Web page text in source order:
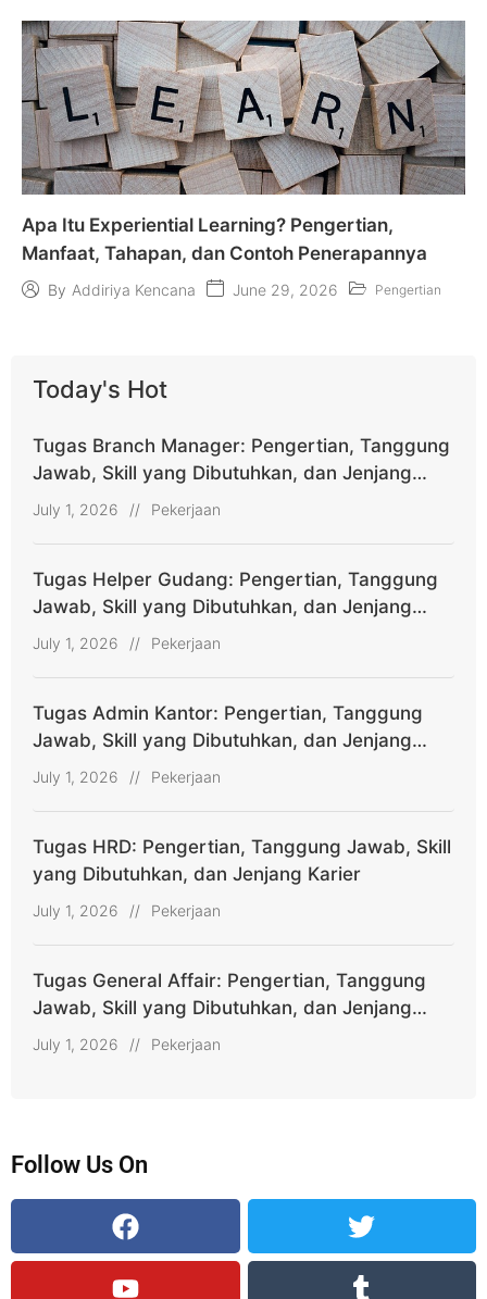
Apa Itu Experiential Learning? Pengertian,
Manfaat, Tahapan, dan Contoh Penerapannya
By Addiriya Kencana June 29, 2026 Pengertian
Today's Hot
Tugas Branch Manager: Pengertian, Tanggung
Jawab, Skill yang Dibutuhkan, dan Jenjang
Karier
July 1, 2026 // Pekerjaan
Tugas Helper Gudang: Pengertian, Tanggung
Jawab, Skill yang Dibutuhkan, dan Jenjang
Karier
July 1, 2026 // Pekerjaan
Tugas Admin Kantor: Pengertian, Tanggung
Jawab, Skill yang Dibutuhkan, dan Jenjang
Karier
July 1, 2026 // Pekerjaan
Tugas HRD: Pengertian, Tanggung Jawab, Skill
yang Dibutuhkan, dan Jenjang Karier
July 1, 2026 // Pekerjaan
Tugas General Affair: Pengertian, Tanggung
Jawab, Skill yang Dibutuhkan, dan Jenjang
Karier
July 1, 2026 // Pekerjaan
Follow Us On